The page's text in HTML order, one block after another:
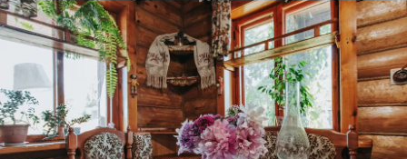
О регионе
Коллекция впечатлений
Другие рубрики